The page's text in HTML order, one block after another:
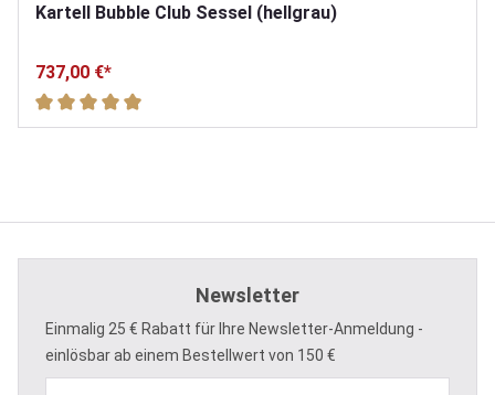
Kartell Bubble Club Sessel (hellgrau)
737,00 €*
Durchschnittliche Bewertung von 5 von 5 Sternen
Newsletter
Einmalig 25 € Rabatt für Ihre Newsletter-Anmeldung -
einlösbar ab einem Bestellwert von 150 €